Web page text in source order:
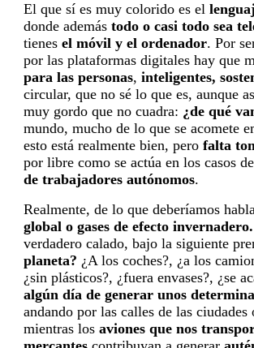
El que sí es muy colorido es el
donde además todo o casi todo sea
tienes el móvil y el ordenador. Por
por las plataformas digitales hay que
para las personas, inteligentes,
circular, que no sé lo que es, aunque
muy gordo que no cuadra: ¿de qué
mundo, mucho de lo que se acomete
esto está realmente bien, pero falta
por libre como se actúa en los casos
de trabajadores autónomos.
Realmente, de lo que deberíamos
global o gases de efecto invernadero.
verdadero calado, bajo la siguiente
planeta? ¿A los coches?, ¿a los
¿sin plásticos?, ¿fuera envases?, ¿se
algún día de generar unos
andando por las calles de las
mientras los aviones que nos